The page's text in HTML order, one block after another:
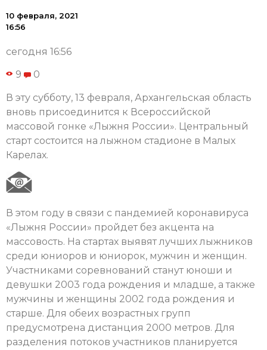
10 февраля, 2021
16:56
сегодня 16:56
9 0
В эту субботу, 13 февраля, Архангельская область
вновь присоединится к Всероссийской
массовой гонке «Лыжня России». Центральный
старт состоится на лыжном стадионе в Малых
Карелах.
В этом году в связи с пандемией коронавируса
«Лыжня России» пройдет без акцента на
массовость. На стартах выявят лучших лыжников
среди юниоров и юниорок, мужчин и женщин.
Участниками соревнований станут юноши и
девушки 2003 года рождения и младше, а также
мужчины и женщины 2002 года рождения и
старше. Для обеих возрастных групп
предусмотрена дистанция 2000 метров. Для
разделения потоков участников планируется